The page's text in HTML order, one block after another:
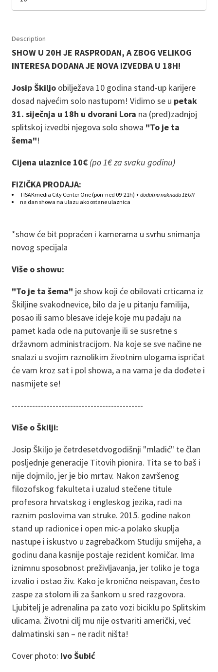
Description
SHOW U 20H JE RASPRODAN, A ZBOG VELIKOG
INTERESA DODANA JE NOVA IZVEDBA U 18H!
Josip Škiljo obilježava 10 godina stand-up karijere
dosad najvećim solo nastupom! Vidimo se u petak
31. siječnja u 18h u dvorani Lora na (pred)zadnjoj
splitskoj izvedbi njegova solo showa "To je ta
šema"!
Cijena ulaznice 10€ (po 1€ za svaku godinu)
FIZIČKA PRODAJA:
TISAKmedia City Center One (pon-ned 09-21h) + dodatna naknada 1EUR
na dan showa na ulazu ako ostane ulaznica
*show će bit popraćen i kamerama u svrhu snimanja
novog specijala
Više o showu:
"To je ta šema" je show koji će obilovati crticama iz
Škiljine svakodnevice, bilo da je u pitanju familija,
posao ili samo blesave ideje koje mu padaju na
pamet kada ode na putovanje ili se susretne s
državnom administracijom. Na koje se sve načine ne
snalazi u svojim raznolikim životnim ulogama ispričat
će vam kroz sat i pol showa, a na vama je da dođete i
nasmijete se!
---------------------------------------------
Više o Škilji:
Josip Škiljo je četrdesetdvogodišnji "mladić" te član
posljednje generacije Titovih pionira. Tita se to baš i
nije dojmilo, jer je bio mrtav. Nakon završenog
filozofskog fakulteta i uzalud stečene titule
profesora hrvatskog i engleskog jezika, radi na
raznim poslovima van struke. 2015. godine nakon
stand up radionice i open mic-a polako skuplja
nastupe i iskustvo u zagrebačkom Studiju smijeha, a
godinu dana kasnije postaje rezident komičar. Ima
iznimnu sposobnost preživljavanja, jer toliko je toga
izvalio i ostao živ. Kako je kronično neispavan, često
zaspe za stolom ili za šankom u sred razgovora.
Ljubitelj je adrenalina pa zato vozi biciklu po Splitskim
ulicama. Životni cilj mu nije ostvariti američki, već
dalmatinski san – ne radit ništa!
Cover photo: Ivo Šubić